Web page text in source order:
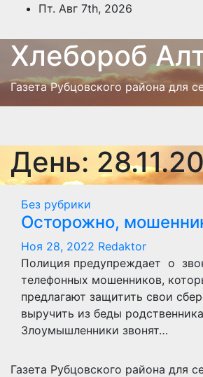
Перейти
содержимому
Пт. Авг 7th, 2026
Хлебороб
Газета Рубцовского района для
День:
Без рубрики
Осторожно,
Ноя 28, 2022 Redaktor
Полиция предупреждает о
телефонных мошенников,
предлагают защитить свои
выручить из беды
Злоумышленники звонят…
Газета Рубцовского района для